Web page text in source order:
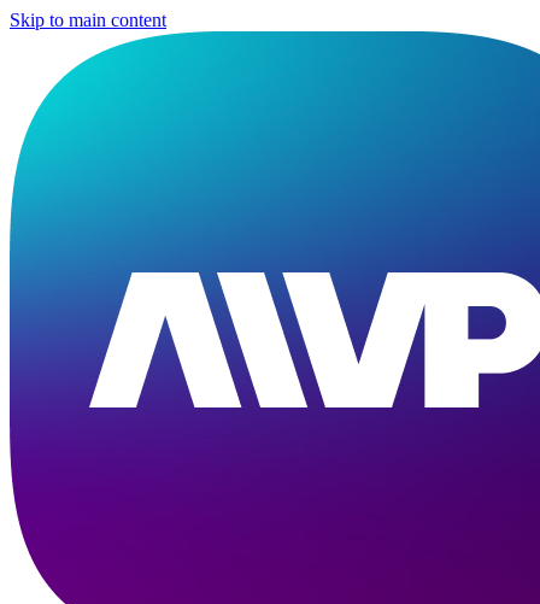
Skip to main content